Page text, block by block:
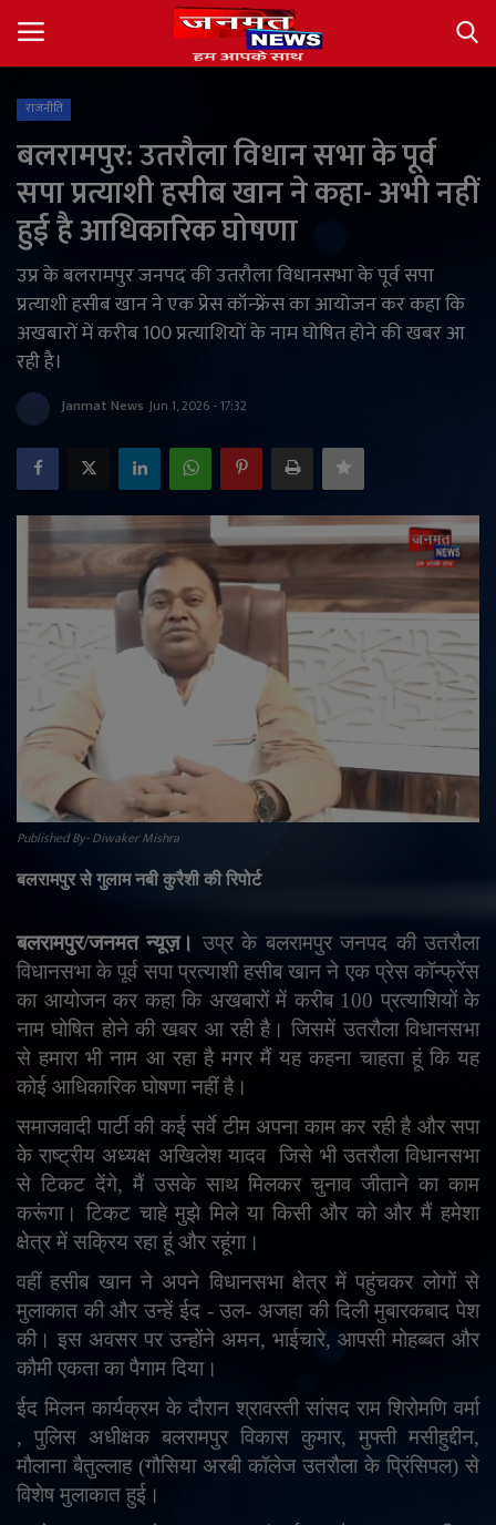
About
Contact
देश
अंतर्राष्ट्रीय
राज्य
खेल
राजनीति
मनोरंजन
अपराध
ज्योतिष
व्यापार
टेक्नोलॉजी
ई-पेपर
Language
English Arabic
राजनीति
बलरामपुर: उतरौला विधान सभा के पूर्व
सपा प्रत्याशी हसीब खान ने कहा- अभी नहीं
हुई है आधिकारिक घोषणा
उप्र के बलरामपुर जनपद की उतरौला विधानसभा के पूर्व सपा
प्रत्याशी हसीब खान ने एक प्रेस कॉन्फ्रेंस का आयोजन कर कहा कि
अखबारों में करीब 100 प्रत्याशियों के नाम घोषित होने की खबर आ
रही है।
Janmat News Jun 1, 2026 - 17:32
Published By- Diwaker Mishra
बलरामपुर से गुलाम नबी कुरैशी की रिपोर्ट
बलरामपुर/जनमत न्यूज़। उप्र के बलरामपुर जनपद की उतरौला
विधानसभा के पूर्व सपा प्रत्याशी हसीब खान ने एक प्रेस कॉन्फ्रेंस
का आयोजन कर कहा कि अखबारों में करीब 100 प्रत्याशियों के
नाम घोषित होने की खबर आ रही है। जिसमें उतरौला विधानसभा
से हमारा भी नाम आ रहा है मगर मैं यह कहना चाहता हूं कि यह
कोई आधिकारिक घोषणा नहीं है।
समाजवादी पार्टी की कई सर्वे टीम अपना काम कर रही है और सपा
के राष्ट्रीय अध्यक्ष अखिलेश यादव जिसे भी उतरौला विधानसभा
से टिकट देंगे, मैं उसके साथ मिलकर चुनाव जीताने का काम
करूंगा। टिकट चाहे मुझे मिले या किसी और को और मैं हमेशा
क्षेत्र में सक्रिय रहा हूं और रहूंगा।
वहीं हसीब खान ने अपने विधानसभा क्षेत्र में पहुंचकर लोगों से
मुलाकात की और उन्हें ईद - उल- अजहा की दिली मुबारकबाद पेश
की। इस अवसर पर उन्होंने अमन, भाईचारे, आपसी मोहब्बत और
कौमी एकता का पैगाम दिया।
ईद मिलन कार्यक्रम के दौरान श्रावस्ती सांसद राम शिरोमणि वर्मा
, पुलिस अधीक्षक बलरामपुर विकास कुमार, मुफ्ती मसीहुद्दीन,
मौलाना बैतुल्लाह (गौसिया अरबी कॉलेज उतरौला के प्रिंसिपल) से
विशेष मुलाकात हुई।